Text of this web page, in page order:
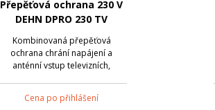
Přepěťová ochrana 230 V
DEHN DPRO 230 TV
Kombinovaná přepěťová
ochrana chrání napájení a
anténní vstup televizních,
adaptéry pro převod F
Cena po přihlášení